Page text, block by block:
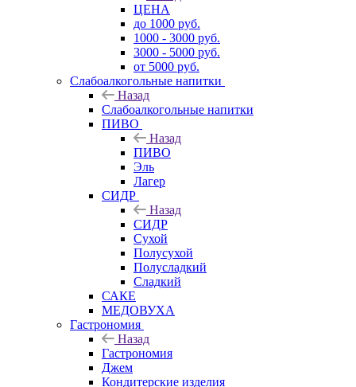
ЦЕНА
до 1000 руб.
1000 - 3000 руб.
3000 - 5000 руб.
от 5000 руб.
Слабоалкогольные напитки
Назад
Слабоалкогольные напитки
ПИВО
Назад
ПИВО
Эль
Лагер
СИДР
Назад
СИДР
Сухой
Полусухой
Полусладкий
Сладкий
САКЕ
МЕДОВУХА
Гастрономия
Назад
Гастрономия
Джем
Кондитерские изделия